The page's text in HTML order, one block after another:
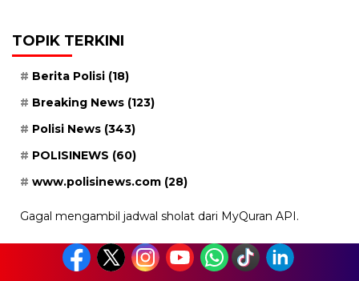
TOPIK TERKINI
Berita Polisi (18)
Breaking News (123)
Polisi News (343)
POLISINEWS (60)
www.polisinews.com (28)
Gagal mengambil jadwal sholat dari MyQuran API.